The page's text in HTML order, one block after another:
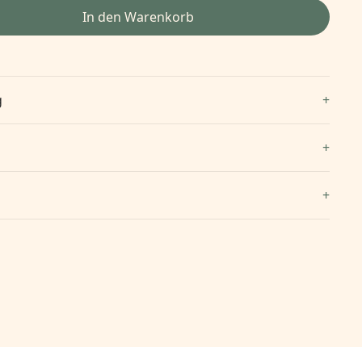
In den Warenkorb